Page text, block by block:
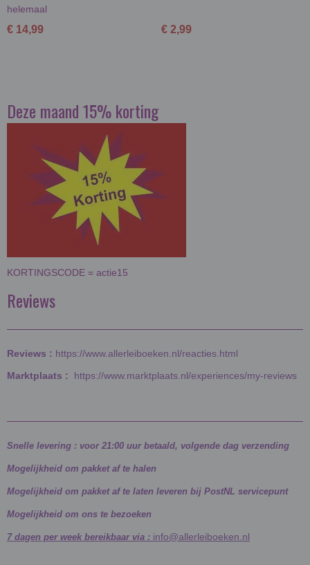
helemaal
€ 14,99 € 2,99
Deze maand 15% korting
KORTINGSCODE = actie15
Reviews
Reviews : https://www.allerleiboeken.nl/reacties.html
Marktplaats : https://www.marktplaats.nl/experiences/my-reviews
Snelle levering : voor 21:00 uur betaald, volgende dag verzending
Mogelijkheid om pakket af te halen
Mogelijkheid om pakket af te laten leveren bij PostNL servicepunt
Mogelijkheid om ons te bezoeken
7 dagen per week bereikbaar via : info@allerleiboeken.nl